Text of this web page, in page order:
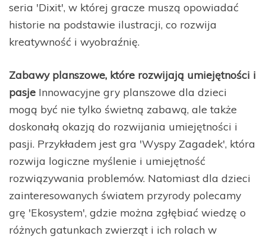
seria 'Dixit', w której gracze muszą opowiadać
historie na podstawie ilustracji, co rozwija
kreatywność i wyobraźnię.
Zabawy planszowe, które rozwijają umiejętności i
pasje Innowacyjne gry planszowe dla dzieci
mogą być nie tylko świetną zabawą, ale także
doskonałą okazją do rozwijania umiejętności i
pasji. Przykładem jest gra 'Wyspy Zagadek', która
rozwija logiczne myślenie i umiejętność
rozwiązywania problemów. Natomiast dla dzieci
zainteresowanych światem przyrody polecamy
grę 'Ekosystem', gdzie można zgłębiać wiedzę o
różnych gatunkach zwierząt i ich rolach w